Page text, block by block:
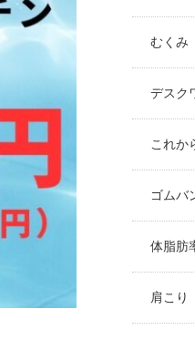
むくみ
デスク
これか
ゴムバ
体脂肪
肩こり